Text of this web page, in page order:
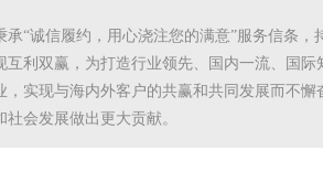
承“诚信履约，用心浇注您的满意”服务信条，
互利双赢，为打造行业领先、国内一流、国际
，实现与海内外客户的共赢和共同发展而不懈
社会发展做出更大贡献。